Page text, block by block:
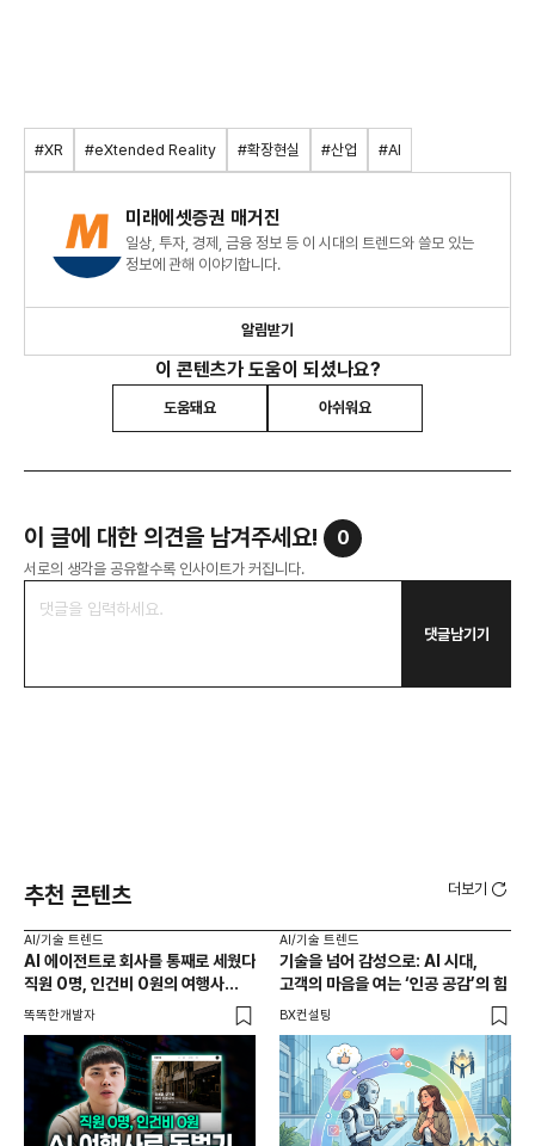
#XR #eXtended Reality #확장현실 #산업 #AI
미래에셋증권 매거진
일상, 투자, 경제, 금융 정보 등 이 시대의 트렌드와 쓸모 있는
정보에 관해 이야기합니다.
알림받기
이 콘텐츠가 도움이 되셨나요?
도움돼요 아쉬워요
이 글에 대한 의견을 남겨주세요! 0
서로의 생각을 공유할수록 인사이트가 커집니다.
댓글남기기
추천 콘텐츠 더보기
AI/기술 트렌드
AI 에이전트로 회사를 통째로 세웠다
직원 0명, 인건비 0원의 여행사
제작기
똑똑한개발자
AI/기술 트렌드
기술을 넘어 감성으로: AI 시대,
고객의 마음을 여는 ‘인공 공감’의 힘
BX컨설팅